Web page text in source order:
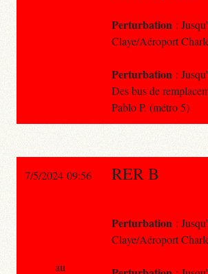
Perturbation :
Claye/Aéroport
Perturbation :
Des bus de
Pablo P. (métro 5)
7/5/2024 09:56 RER B
Perturbation :
Claye/Aéroport
au